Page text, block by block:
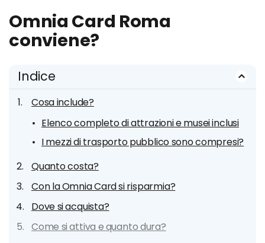
Omnia Card Roma
conviene?
Indice
Cosa include?
Elenco completo di attrazioni e musei inclusi
I mezzi di trasporto pubblico sono compresi?
Quanto costa?
Con la Omnia Card si risparmia?
Dove si acquista?
Come si attiva e quanto dura?